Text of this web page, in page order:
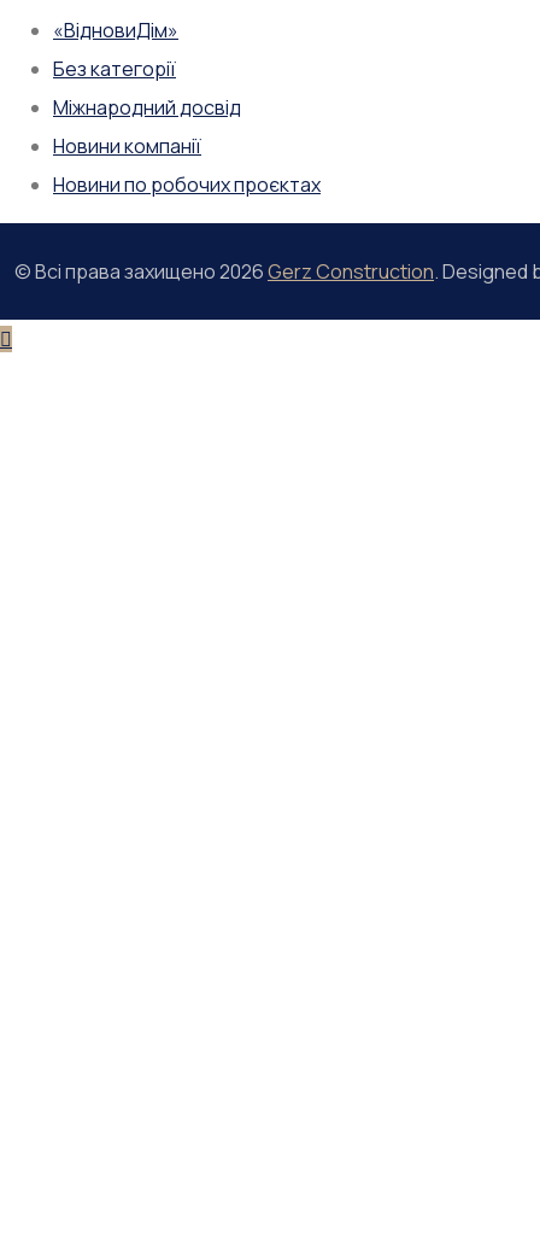
«ВідновиДім»
Без категорії
Міжнародний досвід
Новини компанії
Новини по робочих проєктах
© Всі права захищено2026Gerz Construction. Designed